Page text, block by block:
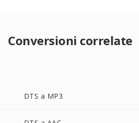
Conversioni correlate
DTS a MP3